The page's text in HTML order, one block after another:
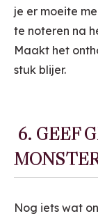
je er moeite
te noteren na
Maakt het
stuk blijer.
6. GEEF
Nog iets wat